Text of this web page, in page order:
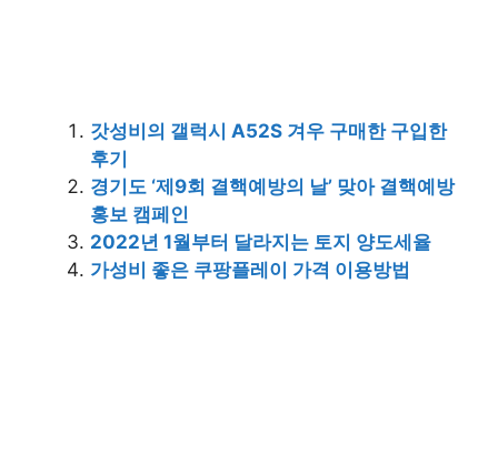
갓성비의 갤럭시 A52S 겨우 구매한 구입한
후기
경기도 ‘제9회 결핵예방의 날’ 맞아 결핵예방
홍보 캠페인
2022년 1월부터 달라지는 토지 양도세율
가성비 좋은 쿠팡플레이 가격 이용방법